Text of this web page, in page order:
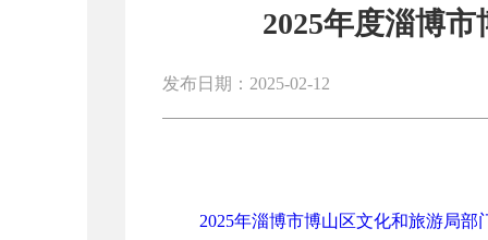
2025年度淄博
发布日期：2025-02-12
2025年淄博市博山区文化和旅游局部